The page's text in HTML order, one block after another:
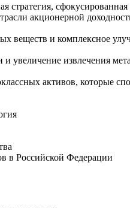
стратегия,
акционерной
веществ и комплексное
увеличение извлечения
активов, которые
в Российской Федерации